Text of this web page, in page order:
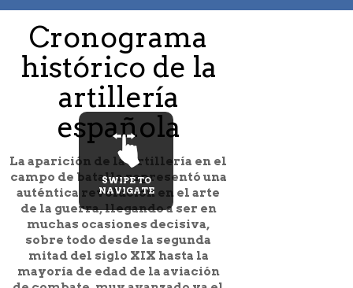
Cronograma
histórico de la
artillería
española
La aparición de la Artillería en el
campo de batalla representó una
auténtica revolución en el arte
de la guerra, llegando a ser en
muchas ocasiones decisiva,
sobre todo desde la segunda
mitad del siglo XIX hasta la
mayoría de edad de la aviación
SWIPE TO
NAVIGATE